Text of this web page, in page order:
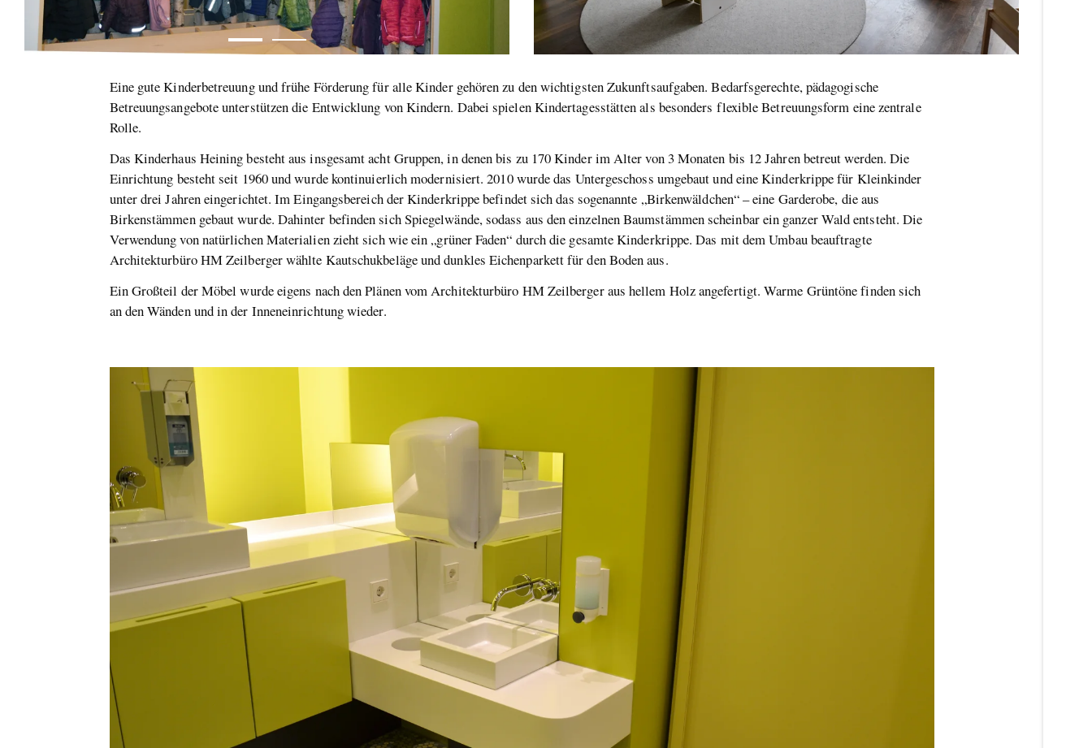
Eine gute Kinderbetreuung und frühe Förderung für alle Kinder gehören zu den wichtigsten Zukunftsaufgaben. Bedarfsgerechte, pädagogische
Betreuungsangebote unterstützen die Entwicklung von Kindern. Dabei spielen Kindertagesstätten als besonders flexible Betreuungsform eine zentrale
Rolle.
Das Kinderhaus Heining besteht aus insgesamt acht Gruppen, in denen bis zu 170 Kinder im Alter von 3 Monaten bis 12 Jahren betreut werden. Die
Einrichtung besteht seit 1960 und wurde kontinuierlich modernisiert. 2010 wurde das Untergeschoss umgebaut und eine Kinderkrippe für Kleinkinder
unter drei Jahren eingerichtet. Im Eingangsbereich der Kinderkrippe befindet sich das sogenannte „Birkenwäldchen“ – eine Garderobe, die aus
Birkenstämmen gebaut wurde. Dahinter befinden sich Spiegelwände, sodass aus den einzelnen Baumstämmen scheinbar ein ganzer Wald entsteht. Die
Verwendung von natürlichen Materialien zieht sich wie ein „grüner Faden“ durch die gesamte Kinderkrippe. Das mit dem Umbau beauftragte
Architekturbüro HM Zeilberger wählte Kautschukbeläge und dunkles Eichenparkett für den Boden aus.
Ein Großteil der Möbel wurde eigens nach den Plänen vom Architekturbüro HM Zeilberger aus hellem Holz angefertigt. Warme Grüntöne finden sich
an den Wänden und in der Inneneinrichtung wieder.